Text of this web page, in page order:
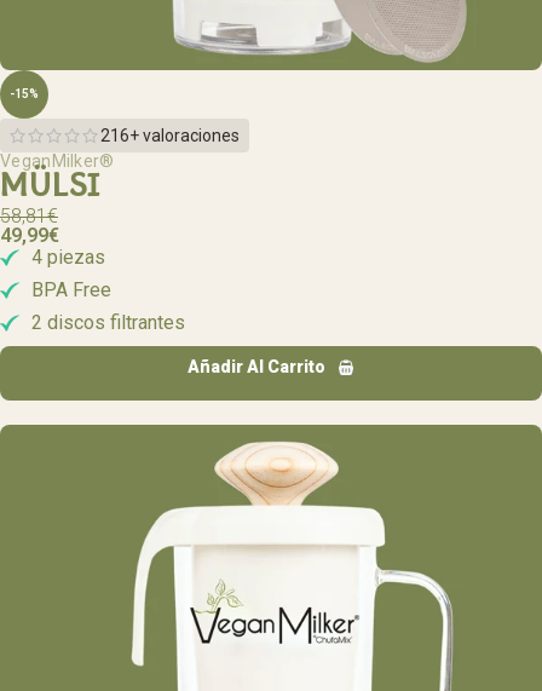
-15%
216+ valoraciones
VeganMilker®
MÜLSI
58,81€
49,99€
4 piezas
BPA Free
2 discos filtrantes
Añadir Al Carrito